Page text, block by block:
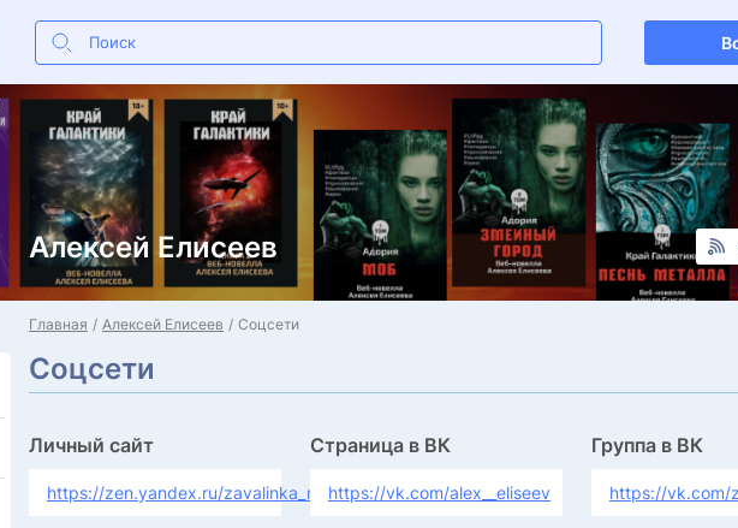
Алексей Елисеев
Главная Алексей Елисеев Соцсети
Соцсети
Личный сайт
https://zen.yandex.ru/zavalinka_mizantropa
Страница в ВК
https://vk.com/alex__eliseev
Группа в ВК
https://vk.com/